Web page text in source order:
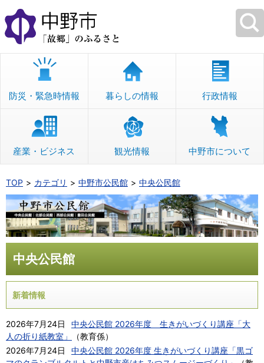
本
文
へ
移
防災・緊急時情報 暮らしの情報 行政情報
産業・ビジネス 観光情報 中野市について
TOP カテゴリ 中野市公民館 中央公民館
中央公民館
新着情報
2026年7月24日
中央公民館 2026年度 生きがいづくり講座「大
人の折り紙教室」
（教育係）
2026年7月24日
中央公民館 2026年度 生きがいづくり講座「黒ゴ